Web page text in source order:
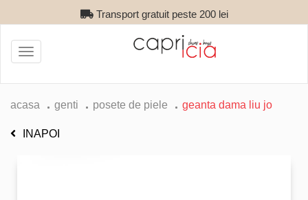
Transport gratuit peste 200 lei
Toggle
navigation
acasa genti posete de piele geanta dama liu jo
INAPOI